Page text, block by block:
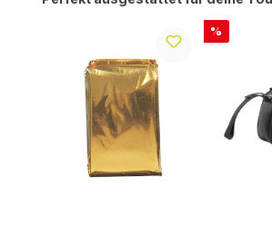
Rabatt
%